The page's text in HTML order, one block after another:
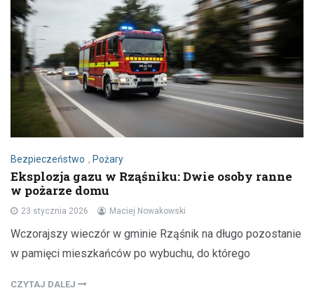
Bezpieczeństwo , Pożary
Eksplozja gazu w Rząśniku: Dwie osoby ranne
w pożarze domu
23 stycznia 2026 Maciej Nowakowski
Wczorajszy wieczór w gminie Rząśnik na długo pozostanie
w pamięci mieszkańców po wybuchu, do którego
CZYTAJ DALEJ